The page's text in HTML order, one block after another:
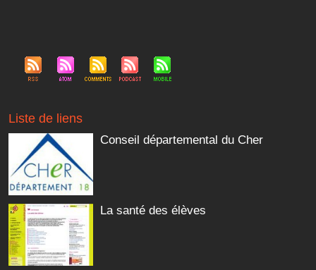
Liste de liens
Conseil départemental du Cher
La santé des élèves